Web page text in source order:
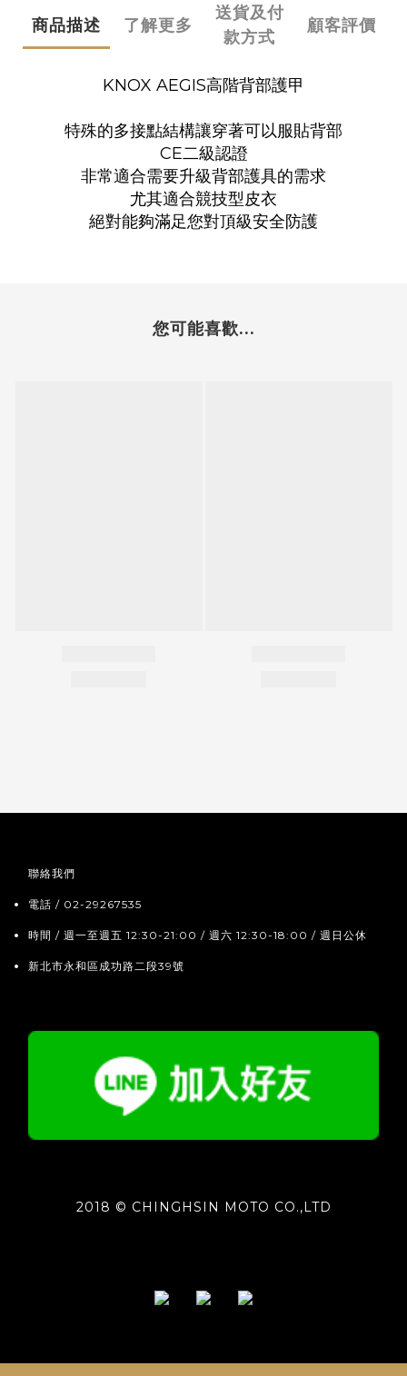
商品描述 了解更多
送貨及付
款方式
顧客評價
KNOX AEGIS高階背部護甲
特殊的多接點結構讓穿著可以服貼背部
CE二級認證
非常適合需要升級背部護具的需求
尤其適合競技型皮衣
絕對能夠滿足您對頂級安全防護
您可能喜歡...
聯絡我們
電話 / 02-29267535
時間 / 週一至週五 12:30-21:00 / 週六 12:30-18:00 / 週日公休
新北市永和區成功路二段39號
2018 © CHINGHSIN MOTO CO.,LTD